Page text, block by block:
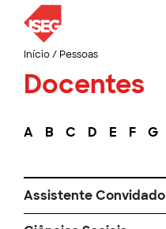
Início/ Pessoas
Docentes
A B C D E F G
Assistente Convidado